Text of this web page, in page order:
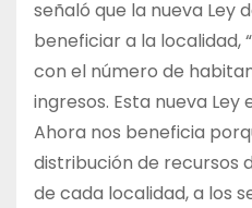
señaló que la nueva Ley
beneficiar a la localidad,
con el número de
ingresos. Esta nueva Ley
Ahora nos beneficia
distribución de recursos
de cada localidad, a los